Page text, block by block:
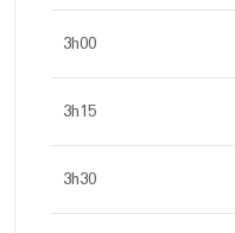
3h00
3h15
3h30